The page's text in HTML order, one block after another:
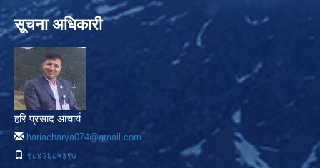
सूचना अधिकारी
हरि प्रसाद आचार्य
hariacharya074@gmail.com
९८४२६८५३९७